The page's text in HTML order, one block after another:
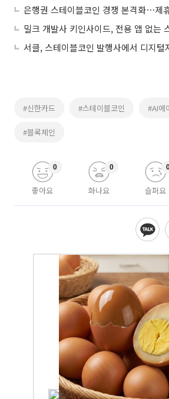
은행권 스테이블코인 경쟁 본격화⋯제
#신한카드 #스테이블코인 #AI에
#블록체인
좋아요
0
화나요
0
슬퍼요